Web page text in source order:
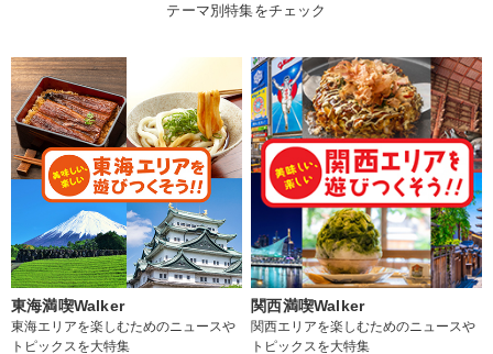
テーマ別特集をチェック
東海満喫Walker
東海エリアを楽しむためのニュースや
トピックスを大特集
関西満喫Walker
関西エリアを楽しむためのニュースや
トピックスを大特集